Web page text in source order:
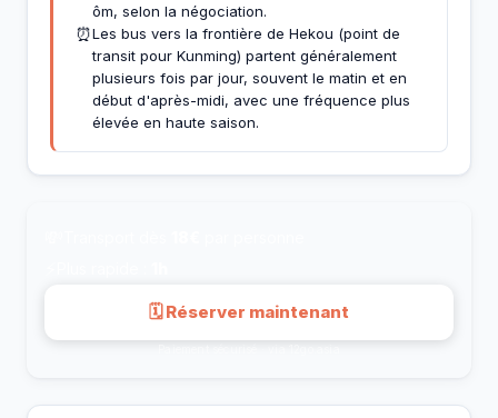
ôm, selon la négociation.
⏰Les bus vers la frontière de Hekou (point de
transit pour Kunming) partent généralement
plusieurs fois par jour, souvent le matin et en
début d'après-midi, avec une fréquence plus
élevée en haute saison.
🗓 Réserver maintenant